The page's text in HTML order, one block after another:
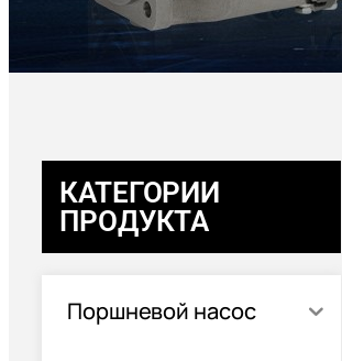
КАТЕГОРИИ
ПРОДУКТА
Поршневой насос